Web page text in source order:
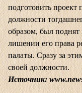
подготовить проект
должности
образом, был поднят
лишении его права
палаты. Сразу за
своей должности.
Источник: